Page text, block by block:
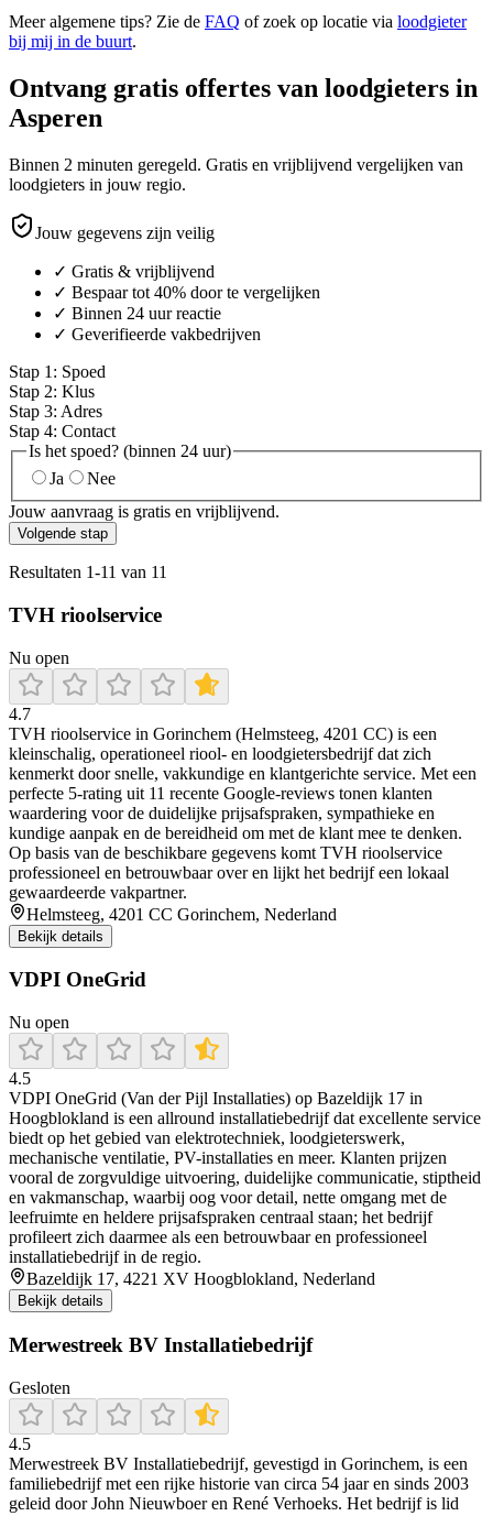
Meer algemene tips? Zie de FAQ of zoek op locatie via loodgieter
bij mij in de buurt.
Ontvang gratis offertes van loodgieters in
Asperen
Binnen 2 minuten geregeld. Gratis en vrijblijvend vergelijken van
loodgieters in jouw regio.
Jouw gegevens zijn veilig
✓ Gratis & vrijblijvend
✓ Bespaar tot 40% door te vergelijken
✓ Binnen 24 uur reactie
✓ Geverifieerde vakbedrijven
Stap 1 : Spoed
Stap 2: Klus
Stap 3: Adres
Stap 4: Contact
Is het spoed? (binnen 24 uur)
Ja
Nee
Jouw aanvraag is gratis en vrijblijvend.
Volgende stap
Resultaten 1-11 van 11
TVH rioolservice
Nu open
4.7
TVH rioolservice in Gorinchem (Helmsteeg, 4201 CC) is een
kleinschalig, operationeel riool- en loodgietersbedrijf dat zich
kenmerkt door snelle, vakkundige en klantgerichte service. Met een
perfecte 5‑rating uit 11 recente Google‑reviews tonen klanten
waardering voor de duidelijke prijsafspraken, sympathieke en
kundige aanpak en de bereidheid om met de klant mee te denken.
Op basis van de beschikbare gegevens komt TVH rioolservice
professioneel en betrouwbaar over en lijkt het bedrijf een lokaal
gewaardeerde vakpartner.
Helmsteeg, 4201 CC Gorinchem, Nederland
Bekijk details
VDPI OneGrid
Nu open
4.5
VDPI OneGrid (Van der Pijl Installaties) op Bazeldijk 17 in
Hoogblokland is een allround installatiebedrijf dat excellente service
biedt op het gebied van elektrotechniek, loodgieterswerk,
mechanische ventilatie, PV-installaties en meer. Klanten prijzen
vooral de zorgvuldige uitvoering, duidelijke communicatie, stiptheid
en vakmanschap, waarbij oog voor detail, nette omgang met de
leefruimte en heldere prijsafspraken centraal staan; het bedrijf
profileert zich daarmee als een betrouwbaar en professioneel
installatiebedrijf in de regio.
Bazeldijk 17, 4221 XV Hoogblokland, Nederland
Bekijk details
Merwestreek BV Installatiebedrijf
Gesloten
4.5
Merwestreek BV Installatiebedrijf, gevestigd in Gorinchem, is een
familiebedrijf met een rijke historie van circa 54 jaar en sinds 2003
geleid door John Nieuwboer en René Verhoeks. Het bedrijf is lid